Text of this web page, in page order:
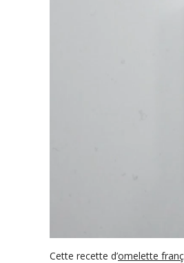
s
Cette recette d’omelette